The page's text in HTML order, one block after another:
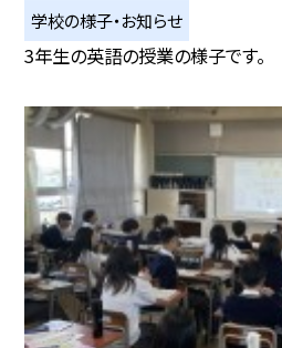
学校の様子・お知らせ
3年生の英語の授業の様子です。